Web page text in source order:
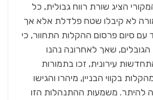
הציג שורת רווח גבולית, כל
לא קיבלו שטח פלדלת אלא אך
עם סיום פרסום ההקלות התחוור, כי
שאך לאחרונה נהנו
עירונית, זכו בתמורות
בקווי הבניין, מיהרו והגישו
להיתר. משמעות ההתנהלות הזו